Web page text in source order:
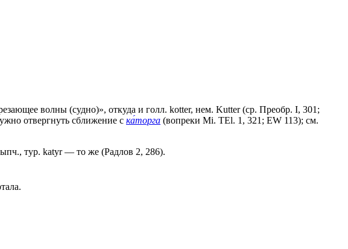
волны (судно)», откуда и голл. kotter, нем. Kutter (ср. Преобр. I, 301;
отвергнуть сближение с ка́торга (вопреки Мi. ТЕl. 1, 321; ЕW 113); см.
тур. kаtуr — то же (Радлов 2, 286).